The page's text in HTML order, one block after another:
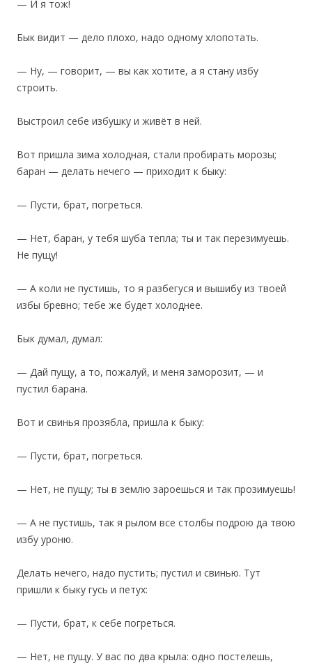
— И я тож!
‎Бык видит — дело плохо, надо одному хлопотать.
— Ну, — говорит, — вы как хотите, а я стану избу
строить.
Выстроил себе избушку и живёт в ней.
Вот пришла зима холодная, стали пробирать морозы;
баран — делать нечего — приходит к быку:
— Пусти, брат, погреться.
— Нет, баран, у тебя шуба тепла; ты и так перезимуешь.
Не пущу!
— А коли не пустишь, то я разбегуся и вышибу из твоей
избы бревно; тебе же будет холоднее.
Бык думал, думал:
— Дай пущу, а то, пожалуй, и меня заморозит, — и
пустил барана.
Вот и свинья прозябла, пришла к быку:
— Пусти, брат, погреться.
— Нет, не пущу; ты в землю зароешься и так прозимуешь!
— А не пустишь, так я рылом все столбы подрою да твою
избу уроню.
Делать нечего, надо пустить; пустил и свинью. Тут
пришли к быку гусь и петух:
— Пусти, брат, к себе погреться.
— Нет, не пущу. У вас по два крыла: одно постелешь,